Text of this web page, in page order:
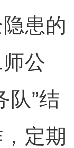
患的
公
队”结
定期